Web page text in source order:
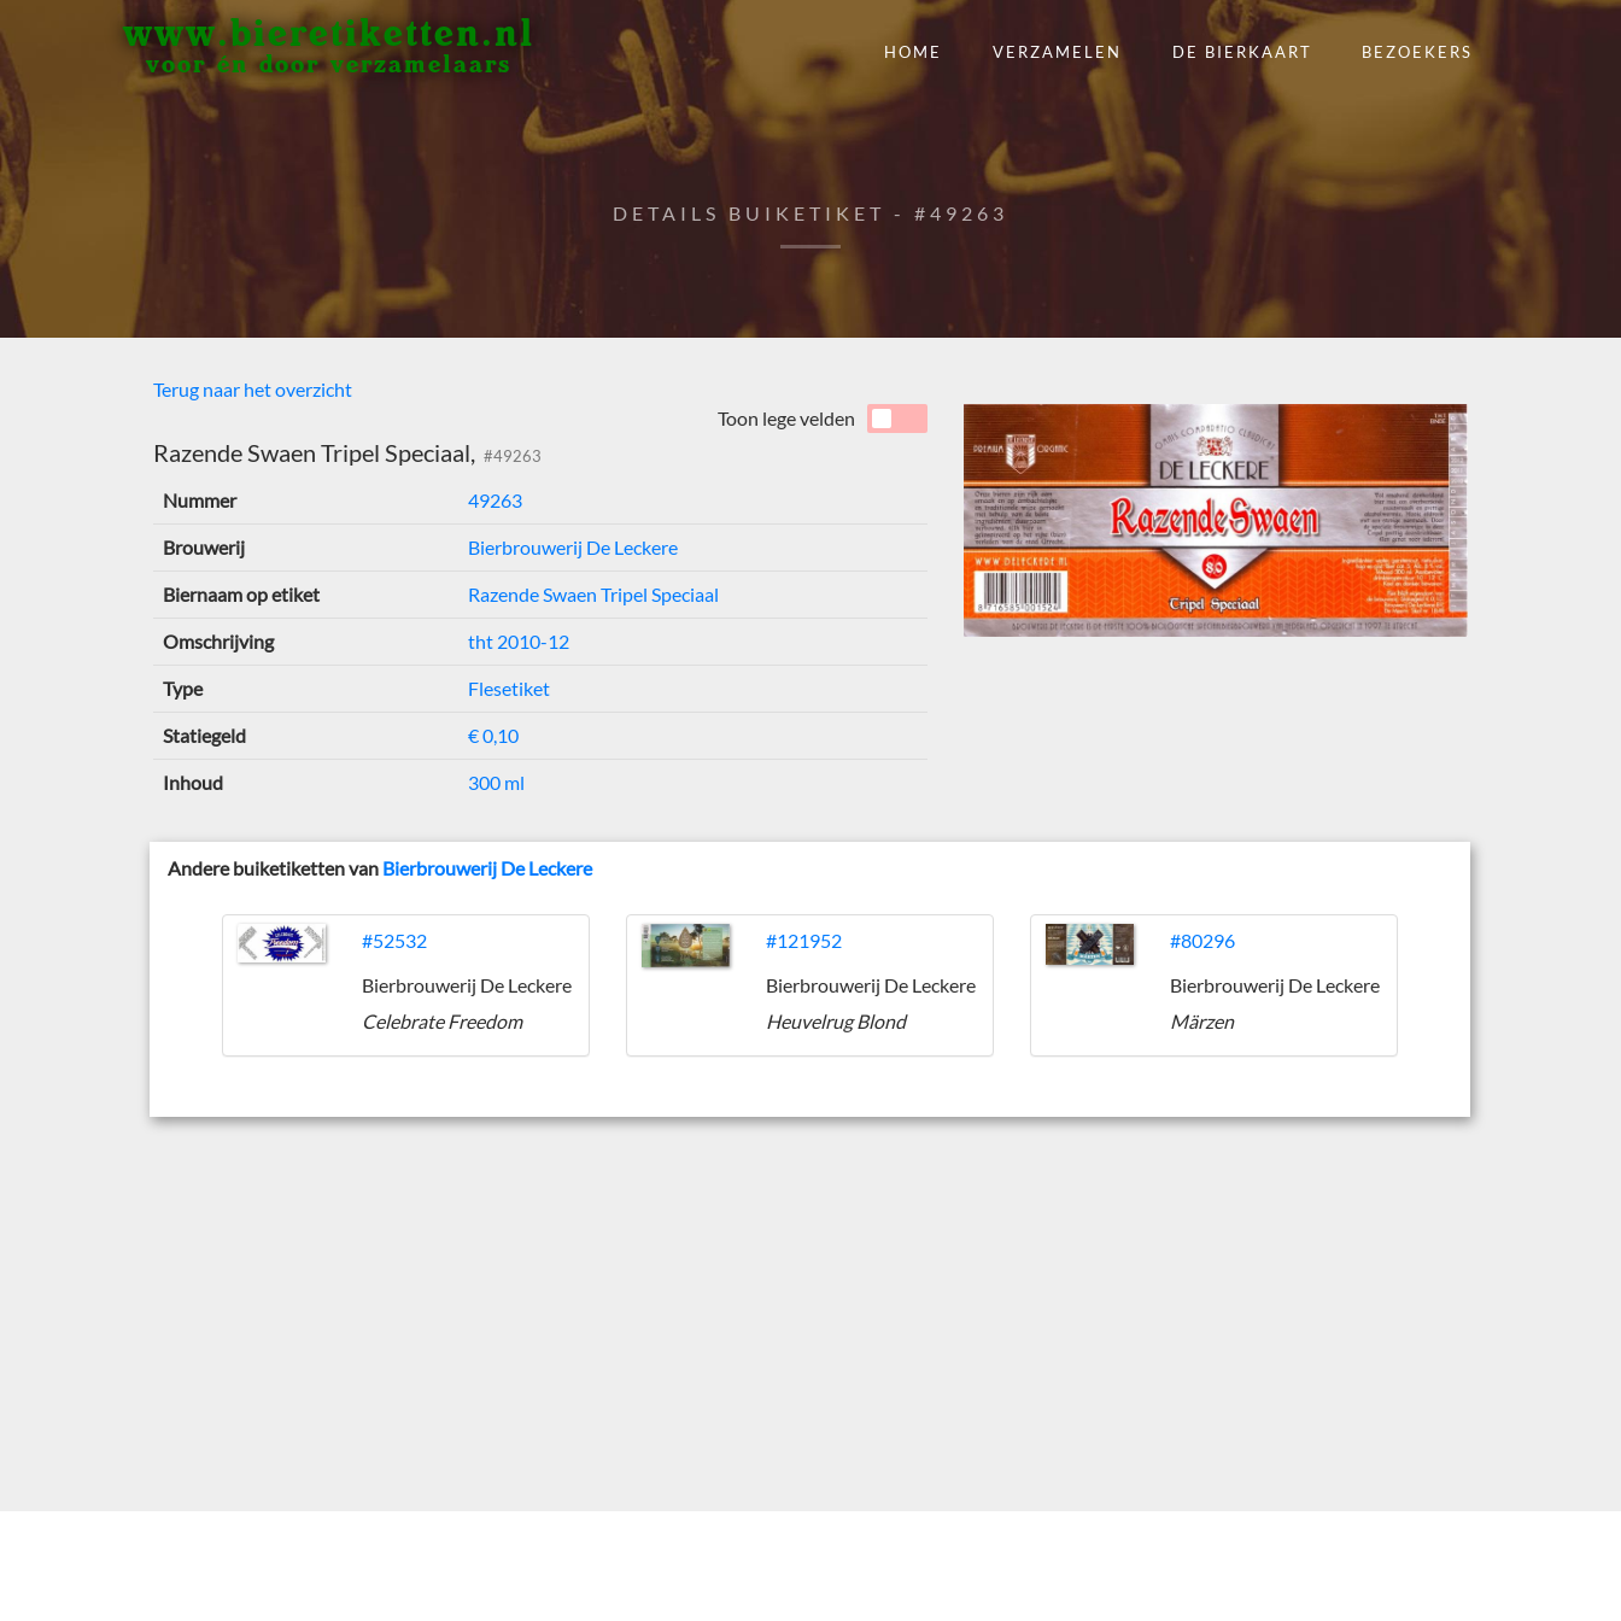
www.bieretiketten.nl
voor én door verzamelaars
HOME VERZAMELEN DE BIERKAART BEZOEKERS
DETAILS BUIKETIKET - #49263
Terug naar het overzicht
Razende Swaen Tripel Speciaal, #49263
Toon lege velden
Nummer 49263
Brouwerij Bierbrouwerij De Leckere
Biernaam op etiket Razende Swaen Tripel Speciaal
Omschrijving tht 2010-12
Type Flesetiket
Statiegeld € 0,10
Inhoud 300 ml
Andere buiketiketten van Bierbrouwerij De Leckere
#52532
Bierbrouwerij De Leckere
Celebrate Freedom
#121952
Bierbrouwerij De Leckere
Heuvelrug Blond
#80296
Bierbrouwerij De Leckere
Märzen